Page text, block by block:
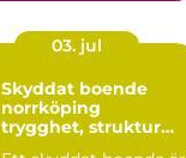
03. jul
Skyddat boende
norrköping
trygghet, struktur